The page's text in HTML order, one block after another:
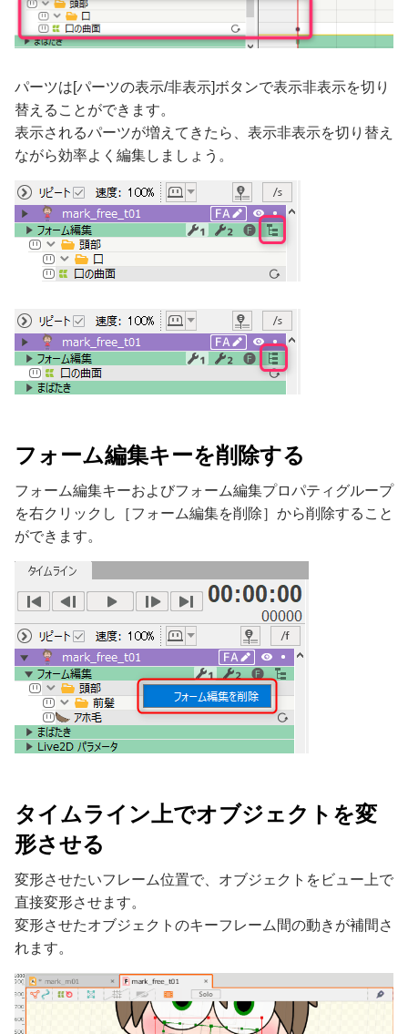
パーツは[パーツの表示/非表示]ボタンで表示非表示を切り
替えることができます。
表示されるパーツが増えてきたら、表示非表示を切り替え
ながら効率よく編集しましょう。
フォーム編集キーを削除する
フォーム編集キーおよびフォーム編集プロパティグループ
を右クリックし［フォーム編集を削除］から削除すること
ができます。
タイムライン上でオブジェクトを変
形させる
変形させたいフレーム位置で、オブジェクトをビュー上で
直接変形させます。
変形させたオブジェクトのキーフレーム間の動きが補間さ
れます。